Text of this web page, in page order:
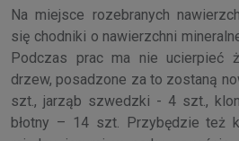
Na miejsce rozebranych
się chodniki o nawierzchni
Podczas prac ma nie ucierpieć
drzew, posadzone za to zostaną
szt., jarząb szwedzki - 4 szt.,
błotny – 14 szt. Przybędzie też